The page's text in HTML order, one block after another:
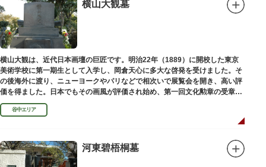
横山大観墓
横山大観は、近代日本画壇の巨匠です。明治22年（1889）に開校した東京
美術学校に第一期生として入学し、岡倉天心に多大な啓発を受けました。そ
の後海外に渡り、ニューヨークやパリなどで相次いで展覧会を開き、高い評
価を得ました。日本でもその画風が評価され始め、第一回文化勲章の受章者
となりました。お墓は谷中霊園にあります。
谷中エリア
河東碧梧桐墓